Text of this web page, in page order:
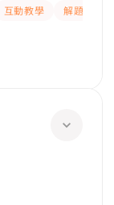
互動教學
解題思路